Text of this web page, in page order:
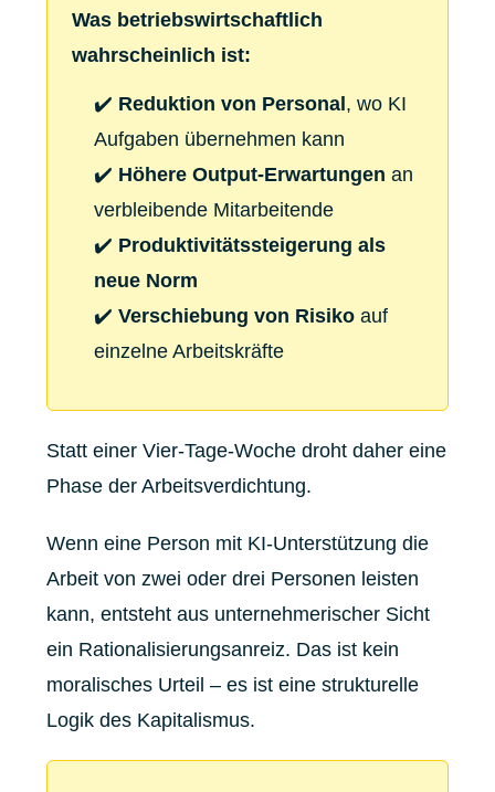
Was betriebswirtschaftlich
wahrscheinlich ist:
✔️ Reduktion von Personal, wo KI
Aufgaben übernehmen kann
✔️ Höhere Output-Erwartungen an
verbleibende Mitarbeitende
✔️ Produktivitätssteigerung als
neue Norm
✔️Verschiebung von Risiko auf
einzelne Arbeitskräfte
Statt einer Vier-Tage-Woche droht daher eine
Phase der Arbeitsverdichtung.
Wenn eine Person mit KI-Unterstützung die
Arbeit von zwei oder drei Personen leisten
kann, entsteht aus unternehmerischer Sicht
ein Rationalisierungsanreiz. Das ist kein
moralisches Urteil – es ist eine strukturelle
Logik des Kapitalismus.